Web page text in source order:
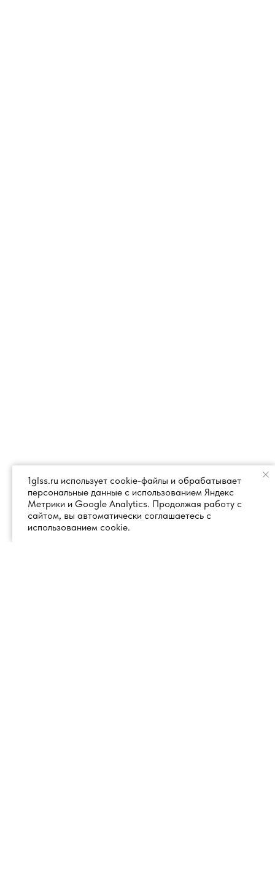
1glss.ru использует cookie-файлы и обрабатывает
персональные данные с использованием Яндекс
Метрики и Google Analytics. Продолжая работу с
сайтом, вы автоматически соглашаетесь с
использованием cookie.